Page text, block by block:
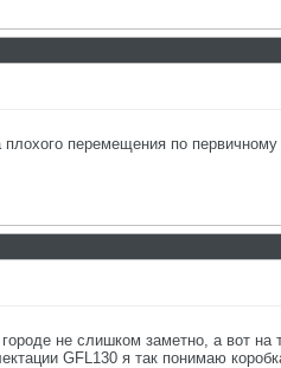
перемещения по
не слишком заметно, а вот на
GFL130 я так понимаю